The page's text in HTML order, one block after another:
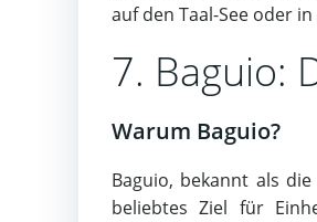
auf den Taal-See oder
7. Baguio:
Warum Baguio?
Baguio, bekannt als
beliebtes Ziel für